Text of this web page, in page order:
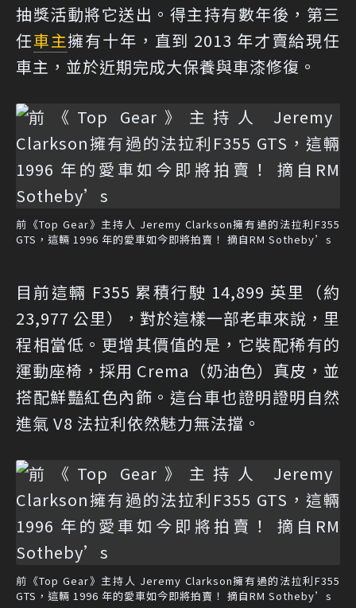
抽獎活動將它送出。得主持有數年後，第三
任車主擁有十年，直到 2013 年才賣給現任
車主，並於近期完成大保養與車漆修復。
前《Top Gear》主持人 Jeremy Clarkson擁有過的法拉利F355
GTS，這輛 1996 年的愛車如今即將拍賣！ 摘自RM Sotheby’s
目前這輛 F355 累積行駛 14,899 英里（約
23,977 公里），對於這樣一部老車來說，里
程相當低。更增其價值的是，它裝配稀有的
運動座椅，採用 Crema（奶油色）真皮，並
搭配鮮豔紅色內飾。這台車也證明證明自然
進氣 V8 法拉利依然魅力無法擋。
前《Top Gear》主持人 Jeremy Clarkson擁有過的法拉利F355
GTS，這輛 1996 年的愛車如今即將拍賣！ 摘自RM Sotheby’s